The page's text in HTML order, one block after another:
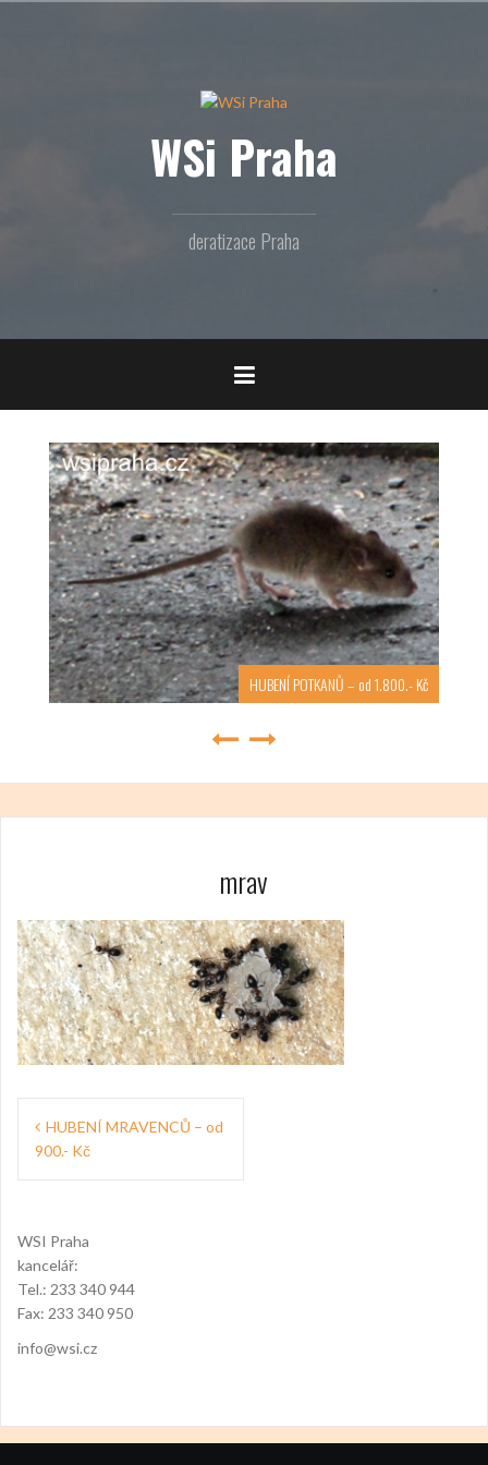
WSi Praha
deratizace Praha
HUBENÍ POTKANŮ – od 1.800.- Kč
mrav
Navigace
proHUBENÍ MRAVENCŮ – od
900.- Kč
WSI Praha
kancelář:
Tel.: 233 340 944
Fax: 233 340 950
info@wsi.cz